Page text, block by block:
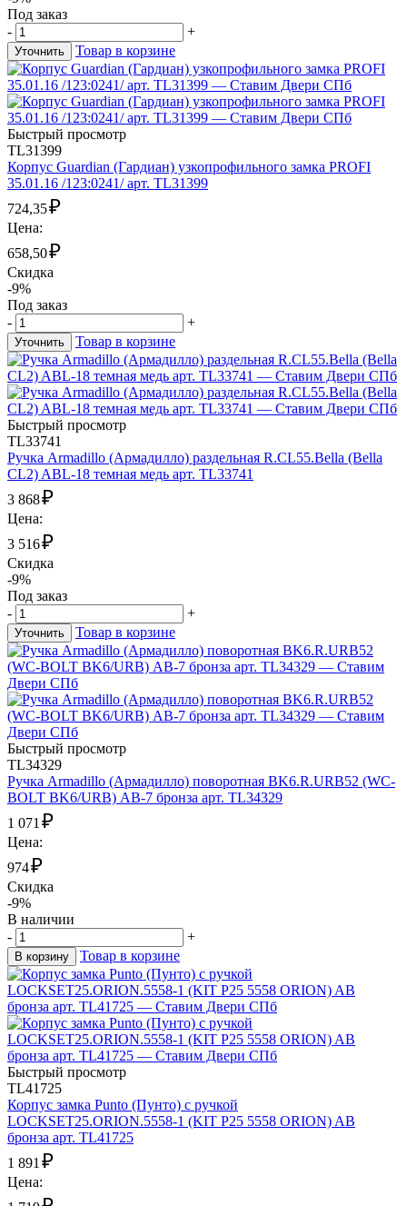
Под заказ
-
+
Уточнить Товар в корзине
Быстрый просмотр
TL31399
Корпус Guardian (Гардиан) узкопрофильного замка PROFI
35.01.16 /123:0241/ арт. TL31399
724,35₽
Цена:
658,50₽
Скидка
-9%
Под заказ
-
+
Уточнить Товар в корзине
Быстрый просмотр
TL33741
Ручка Armadillo (Армадилло) раздельная R.CL55.Bella (Bella
CL2) ABL-18 темная медь арт. TL33741
3 868₽
Цена:
3 516₽
Скидка
-9%
Под заказ
-
+
Уточнить Товар в корзине
Быстрый просмотр
TL34329
Ручка Armadillo (Армадилло) поворотная BK6.R.URB52 (WC-
BOLT BK6/URB) АВ-7 бронза арт. TL34329
1 071₽
Цена:
974₽
Скидка
-9%
В наличии
-
+
В корзину Товар в корзине
Быстрый просмотр
TL41725
Корпус замка Punto (Пунто) с ручкой
LOCKSET25.ORION.5558-1 (KIT P25 5558 ORION) AB
бронза арт. TL41725
1 891₽
Цена: